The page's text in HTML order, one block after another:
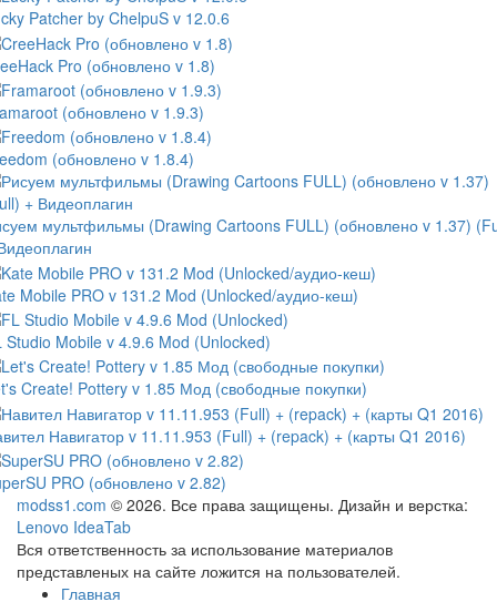
Patcher by ChelpuS v 12.0.6
Pro (обновлено v 1.8)
(обновлено v 1.9.3)
(обновлено v 1.8.4)
мультфильмы (Drawing Cartoons FULL) (обновлено v 1.37)
Mobile PRO v 131.2 Mod (Unlocked/аудио-кеш)
Studio Mobile v 4.9.6 Mod (Unlocked)
Create! Pottery v 1.85 Мод (свободные покупки)
Навигатор v 11.11.953 (Full) + (repack) + (карты Q1 2016)
PRO (обновлено v 2.82)
modss1.com © 2026. Все права защищены. Дизайн и верстка:
Lenovo IdeaTab
Вся ответственность за использование материалов
представленых на сайте ложится на пользователей.
Главная